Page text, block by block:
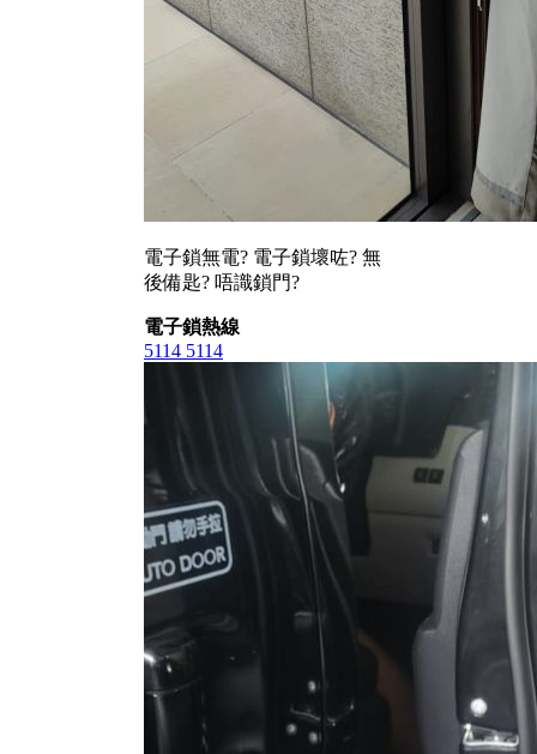
電子鎖無電? 電子鎖壞咗? 無
後備匙? 唔識鎖門?
電子鎖熱線
5114 5114